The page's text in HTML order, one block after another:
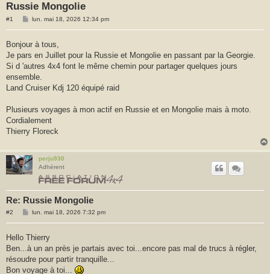
r
Russie Mongolie
#1
M
a
g
lun. mai 18, 2026 12:34 pm
Bonjour à tous,
Je pars en Juillet pour la Russie et Mongolie en passant par la Georgie.
Si d 'autres 4x4 font le même chemin pour partager quelques jours
ensemble.
Land Cruiser Kdj 120 équipé raid
Plusieurs voyages à mon actif en Russie et en Mongolie mais à moto.
Cordialement
Thierry Floreck
perju930
Adhérent
Re: Russie Mongolie
#2
M
s
a
g
e
lun. mai 18, 2026 7:32 pm
Hello Thierry
Ben...à un an près je partais avec toi...encore pas mal de trucs à régler,
résoudre pour partir tranquille...
Bon voyage à toi...